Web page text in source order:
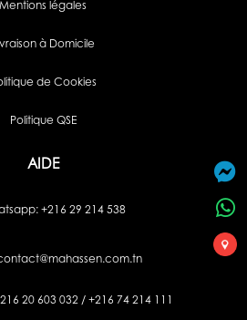
Mentions légales
à Domicile
de Cookies
Politique QSE
AIDE
+216 29 214 538
20 603 032 / +216 74 214 111